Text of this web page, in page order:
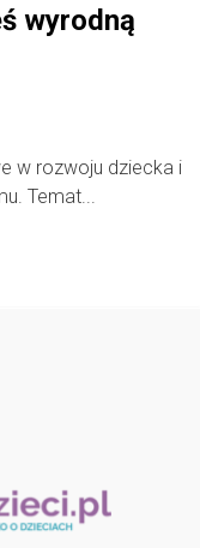
wyrodną
w rozwoju dziecka i
Temat...